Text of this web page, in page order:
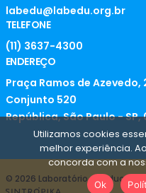
labedu@labedu.org.br
TELEFONE
(11) 3637-4300
ENDEREÇO
Praça Ramos de Azevedo,
Conjunto 520
República, São Paulo - SP,
© 2026 Laboratório de Educação
Utilizamos cookies
melhor experiência.
concorda com a
Ok